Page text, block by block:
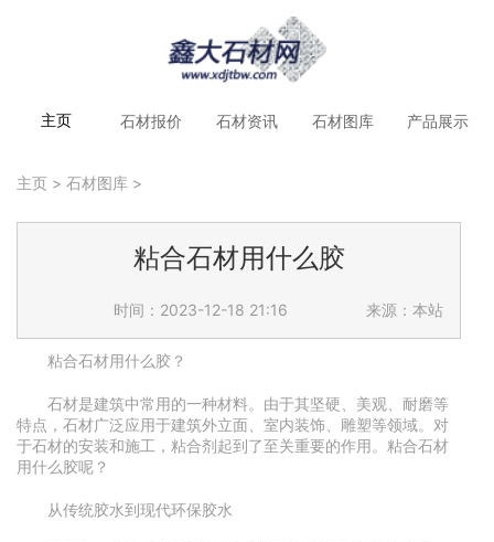
主页 石材报价 石材资讯 石材图库 产品展示
主页 > 石材图库 >
粘合石材用什么胶
时间：2023-12-18 21:16 来源：本站
粘合石材用什么胶？
石材是建筑中常用的一种材料。由于其坚硬、美观、耐磨等
特点，石材广泛应用于建筑外立面、室内装饰、雕塑等领域。对
于石材的安装和施工，粘合剂起到了至关重要的作用。粘合石材
用什么胶呢？
从传统胶水到现代环保胶水